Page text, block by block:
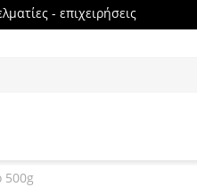
- επιχειρήσεις
500g